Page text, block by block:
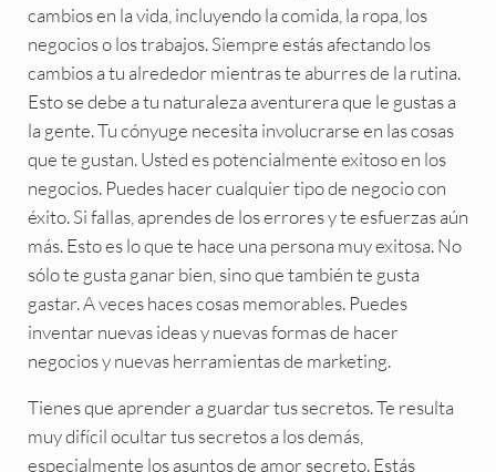
cambios en la vida, incluyendo la comida, la ropa, los
negocios o los trabajos. Siempre estás afectando los
cambios a tu alrededor mientras te aburres de la rutina.
Esto se debe a tu naturaleza aventurera que le gustas a
la gente. Tu cónyuge necesita involucrarse en las cosas
que te gustan. Usted es potencialmente exitoso en los
negocios. Puedes hacer cualquier tipo de negocio con
éxito. Si fallas, aprendes de los errores y te esfuerzas aún
más. Esto es lo que te hace una persona muy exitosa. No
sólo te gusta ganar bien, sino que también te gusta
gastar. A veces haces cosas memorables. Puedes
inventar nuevas ideas y nuevas formas de hacer
negocios y nuevas herramientas de marketing.
Tienes que aprender a guardar tus secretos. Te resulta
muy difícil ocultar tus secretos a los demás,
especialmente los asuntos de amor secreto. Estás